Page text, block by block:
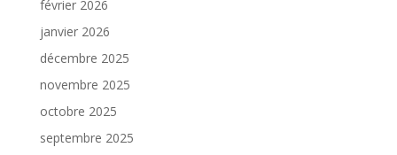
février 2026
janvier 2026
décembre 2025
novembre 2025
octobre 2025
septembre 2025